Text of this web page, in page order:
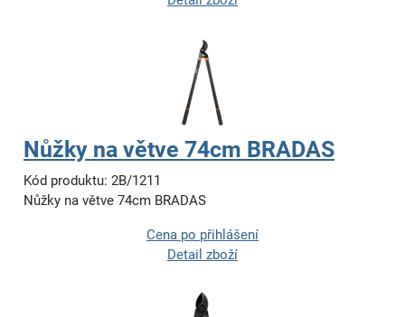
Nůžky na větve 74cm BRADAS
Kód produktu: 2B/1211
Nůžky na větve 74cm BRADAS
Cena po přihlášení
Detail zboží